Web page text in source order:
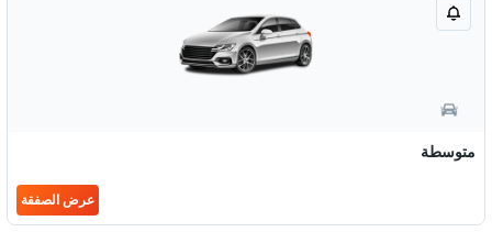
متوسطة
عرض الصفقة